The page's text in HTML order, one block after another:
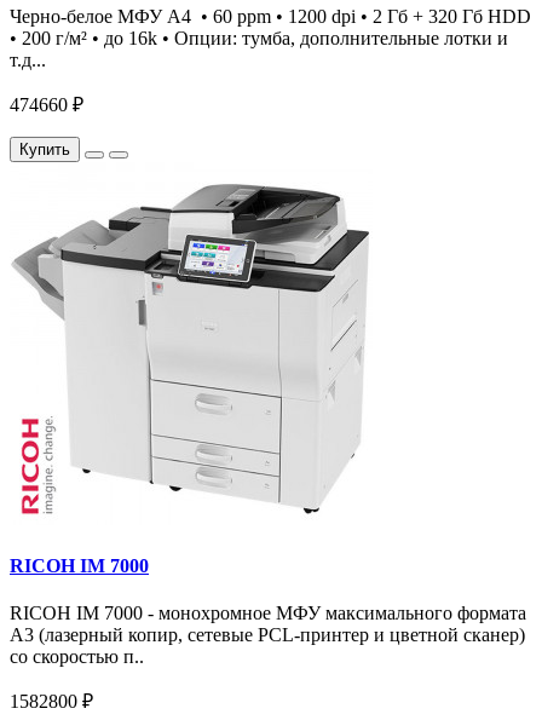
Черно-белое МФУ А4 • 60 ppm • 1200 dpi • 2 Гб + 320 Гб HDD
• 200 г/м² • до 16k • Опции: тумба, дополнительные лотки и
т.д...
474660 ₽
Купить
RICOH IM 7000
RICOH IM 7000 - монохромное МФУ максимального формата
А3 (лазерный копир, сетевые PCL-принтер и цветной сканер)
со скоростью п..
1582800 ₽